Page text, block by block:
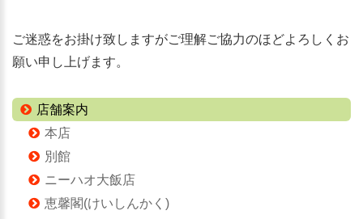
ご迷惑をお掛け致しますがご理解ご協力のほどよろしくお
願い申し上げます。
店舗案内
本店
別館
ニーハオ大飯店
恵馨閣(けいしんかく)